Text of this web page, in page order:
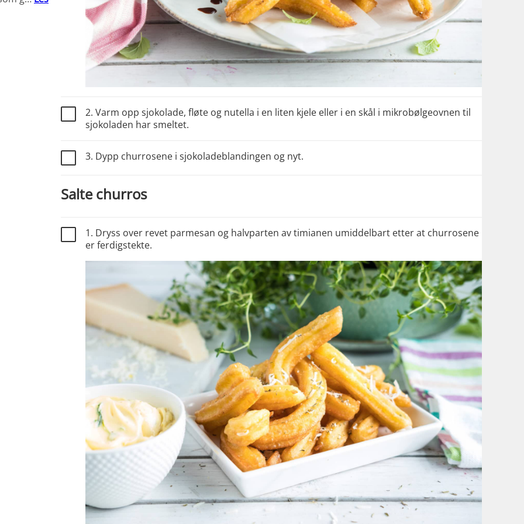
2. Varm opp sjokolade, fløte og nutella i en liten kjele eller i en skål i mikrobølgeovnen til
sjokoladen har smeltet.
3. Dypp churrosene i sjokoladeblandingen og nyt.
Salte churros
1. Dryss over revet parmesan og halvparten av timianen umiddelbart etter at churrosene
er ferdigstekte.